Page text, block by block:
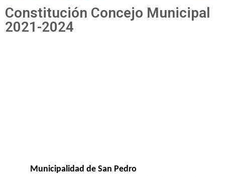
Constitución Concejo Municipal
2021-2024
Municipalidad de San Pedro